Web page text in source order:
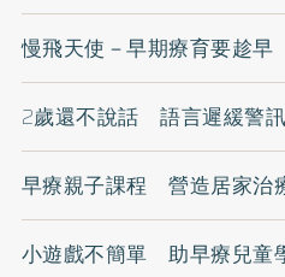
慢飛天使－早期療育要趁早
2歲還不說話 語言遲緩警訊
早療親子課程 營造居家治
小遊戲不簡單 助早療兒童